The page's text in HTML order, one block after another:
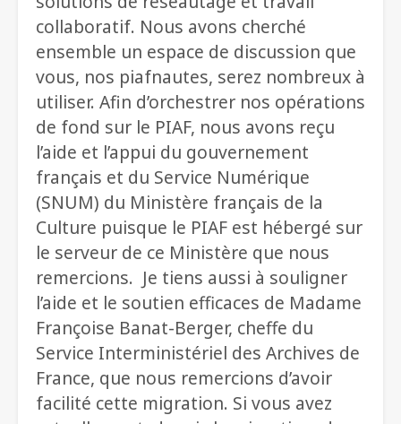
collaboratif. Nous avons cherché
ensemble un espace de discussion que
vous, nos piafnautes, serez nombreux à
utiliser. Afin d’orchestrer nos opérations
de fond sur le PIAF, nous avons reçu
l’aide et l’appui du gouvernement
français et du Service Numérique
(SNUM) du Ministère français de la
Culture puisque le PIAF est hébergé sur
le serveur de ce Ministère que nous
remercions. Je tiens aussi à souligner
l’aide et le soutien efficaces de Madame
Françoise Banat-Berger, cheffe du
Service Interministériel des Archives de
France, que nous remercions d’avoir
facilité cette migration. Si vous avez